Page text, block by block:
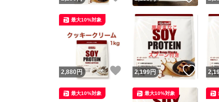
2,880 円 いいね！
最大10%対象
2,199円 いい
最大10%対象 最大10%対象